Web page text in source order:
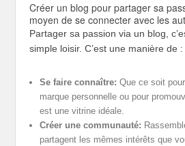
Créer un blog pour partager sa
moyen de se connecter avec les
Partager sa passion via un blog,
simple loisir. C’est une manière de :
Se faire connaître: Que ce soit
marque personnelle ou pour
est une vitrine idéale.
Créer une communauté:
partagent les mêmes intérêts que